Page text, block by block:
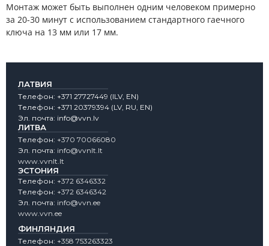
Монтаж может быть выполнен одним человеком примерно
за 20-30 минут с использованием стандартного гаечного
ключа на 13 мм или 17 мм.
ЛАТВИЯ
Tелефон: +371 27727449 (lLV, EN)
Tелефон: +371 20379394 (LV, RU, EN)
Эл. почта: info@vvn.lv
ЛИТВА
Tелефон: +370 70066080
Эл. почта: info@vvnlt.lt
www.vvnlt.lt
ЭСТОНИЯ
Tелефон: +372 6346332
Tелефон: +372 6346342
Эл. почта: info@vvn.ee
www.vvn.ee
ФИНЛЯНДИЯ
Tелефон: +358 753263323